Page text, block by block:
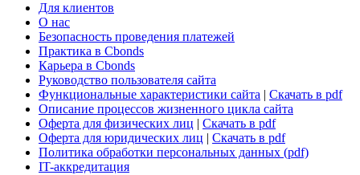
Для клиентов
О нас
Безопасность проведения платежей
Практика в Cbonds
Карьера в Cbonds
Руководство пользователя сайта
Функциональные характеристики сайта | Скачать в pdf
Описание процессов жизненного цикла сайта
Оферта для физических лиц | Скачать в pdf
Оферта для юридических лиц | Скачать в pdf
Политика обработки персональных данных (pdf)
IT-аккредитация